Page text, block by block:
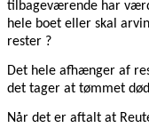
tilbageværende har
hele boet eller skal
rester ?
Det hele afhænger af
det tager at tømmet
Når det er aftalt at